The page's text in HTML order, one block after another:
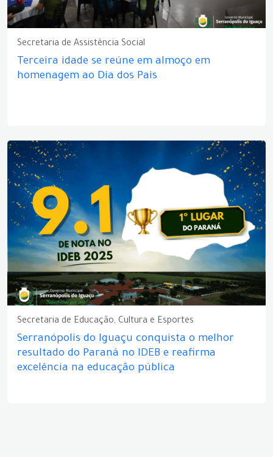
Secretaria de Assistência Social
Terceira idade se reúne em almoço em
homenagem ao Dia dos Pais
Secretaria de Educação, Cultura e Esportes
Serranópolis do Iguaçu conquista o melhor
resultado do Paraná no IDEB e reafirma
excelência na educação pública